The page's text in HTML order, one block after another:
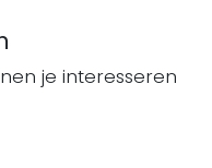
je interesseren